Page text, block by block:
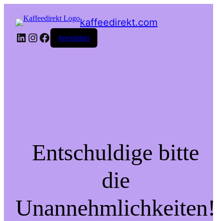
kaffeedirekt.com
LinkedIn
Instagram
Facebook
Anmelden
Entschuldige bitte
die
Unannehmlichkeiten!